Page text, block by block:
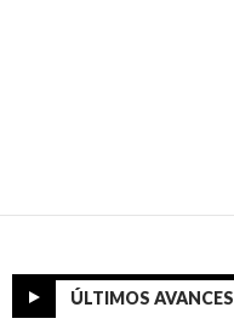
ÚLTIMOS AVANCES